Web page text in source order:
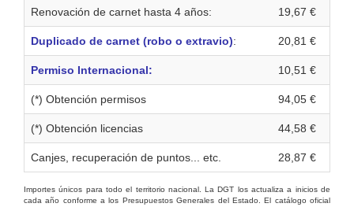
Renovación de carnet hasta 4 años: 19,67 €
Duplicado de carnet (robo o extravio): 20,81 €
Permiso Internacional: 10,51 €
(*) Obtención permisos 94,05 €
(*) Obtención licencias 44,58 €
Canjes, recuperación de puntos... etc. 28,87 €
Importes únicos para todo el territorio nacional. La DGT los actualiza a inicios de
cada año conforme a los Presupuestos Generales del Estado. El catálogo oficial